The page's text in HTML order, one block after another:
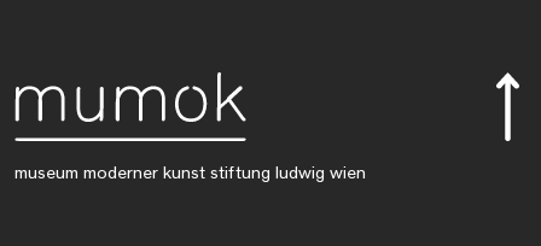
museum moderner kunst stiftung ludwig wien